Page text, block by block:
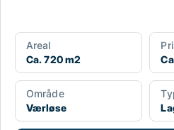
Areal
Ca. 720 m2
Område
Værløse